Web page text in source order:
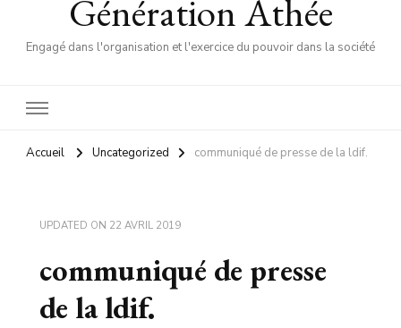
Génération Athée
Engagé dans l'organisation et l'exercice du pouvoir dans la société
Accueil Uncategorized communiqué de presse de la ldif.
UPDATED ON 22 AVRIL 2019
communiqué de presse
de la ldif.